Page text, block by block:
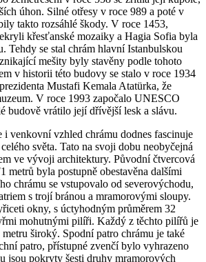
úhon. Silné otřesy v roce 989 a poté v
takto rozsáhlé škody. V roce 1453,
křesťanské mozaiky a Hagia Sofia byla
Tehdy se stal chrám hlavní Istanbulskou
mešity byly stavěny podle tohoto
v historii této budovy se stalo v roce 1934
Mustafi Kemala Atatürka, že
V roce 1993 započalo UNESCO
budově vrátilo její dřívější lesk a slávu.
i venkovní vzhled chrámu dodnes fascinuje
světa. Tato na svoji dobu neobyčejná
ve vývoji architektury. Původní čtvercová
metrů byla postupně obestavěna dalšími
chrámu se vstupovalo od severovýchodu,
s trojí bránou a mramorovými sloupy.
okny, s úctyhodným průměrem 32
mohutnými pilíři. Každý z těchto pilířů je
široký. Spodní patro chrámu je také
patro, přístupné zvenčí bylo vyhrazeno
jsou pokryty šesti druhy mramorových